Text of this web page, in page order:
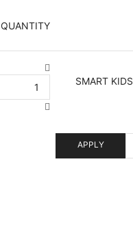
QUANTITY
טאבלט ילדים SMART KIDS
APPLY